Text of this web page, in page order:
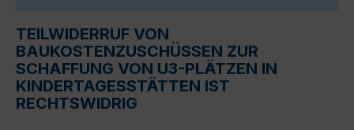
TEILWIDERRUF VON
BAUKOSTENZUSCHÜSSEN ZUR
SCHAFFUNG VON U3-PLÄTZEN IN
KINDERTAGESSTÄTTEN IST
RECHTSWIDRIG